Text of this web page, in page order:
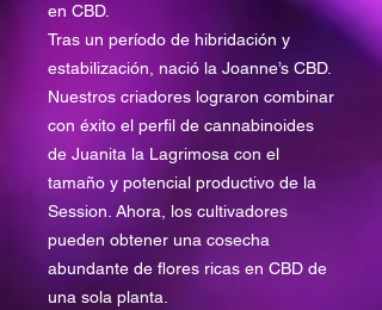
en CBD.
Tras un período de hibridación y
estabilización, nació la Joanne’s CBD.
Nuestros criadores lograron combinar
con éxito el perfil de cannabinoides
de Juanita la Lagrimosa con el
tamaño y potencial productivo de la
Session. Ahora, los cultivadores
pueden obtener una cosecha
abundante de flores ricas en CBD de
una sola planta.